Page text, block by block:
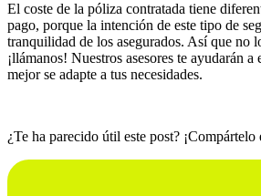
El coste de la póliza contratada tiene
pago, porque la intención de este tipo de
tranquilidad de los asegurados. Así que no
¡llámanos! Nuestros asesores te ayudarán
mejor se adapte a tus necesidades.
¿Te ha parecido útil este post? ¡Compártelo